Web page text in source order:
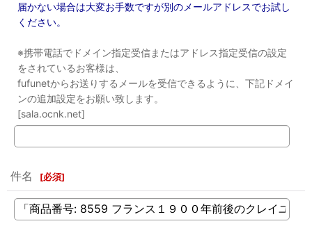
届かない場合は大変お手数ですが別のメールアドレスでお試し
ください。
※携帯電話でドメイン指定受信またはアドレス指定受信の設定
をされているお客様は、
fufunetからお送りするメールを受信できるように、下記ドメイ
ンの追加設定をお願い致します。
[sala.ocnk.net]
件名 [必須]